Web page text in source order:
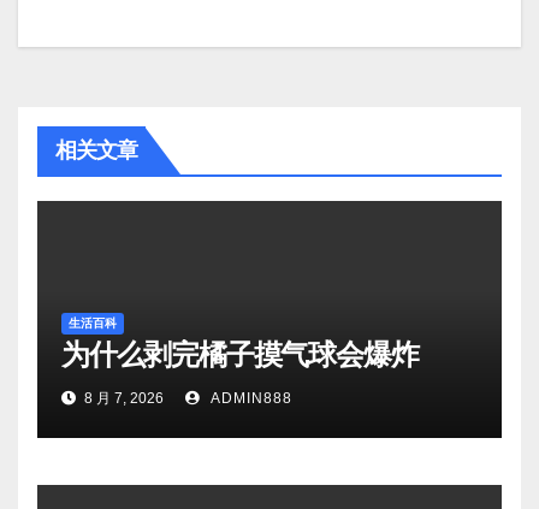
相关文章
生活百科
为什么剥完橘子摸气球会爆炸
8 月 7, 2026 ADMIN888